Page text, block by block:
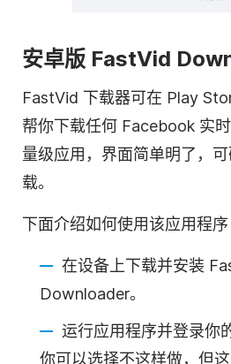
安卓版 FastVid
FastVid 下载器可在 Play
帮你下载任何 Facebook 实
量级应用，界面简单明了，
载。
下面介绍如何使用该应用程序
在设备上下载并安装
Downloader。
运行应用程序并登录你
你可以选择不这样做，但